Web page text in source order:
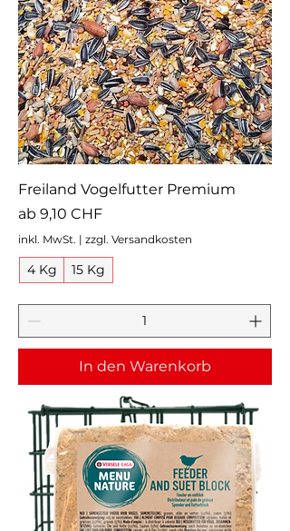
Freiland Vogelfutter Premium
ab 9,10 CHF
Sale-Preis
inkl. MwSt. | zzgl. Versandkosten
4 Kg 15 Kg
In den Warenkorb